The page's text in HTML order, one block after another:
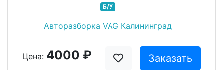
Б/У
Авторазборка VAG Калининград
Цена: 4000 ₽ Заказать